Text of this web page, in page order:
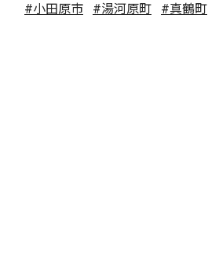
#小田原市 #湯河原町 #真鶴町